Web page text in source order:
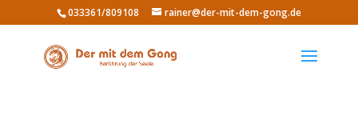
033361/809108 rainer@der-mit-dem-gong.de